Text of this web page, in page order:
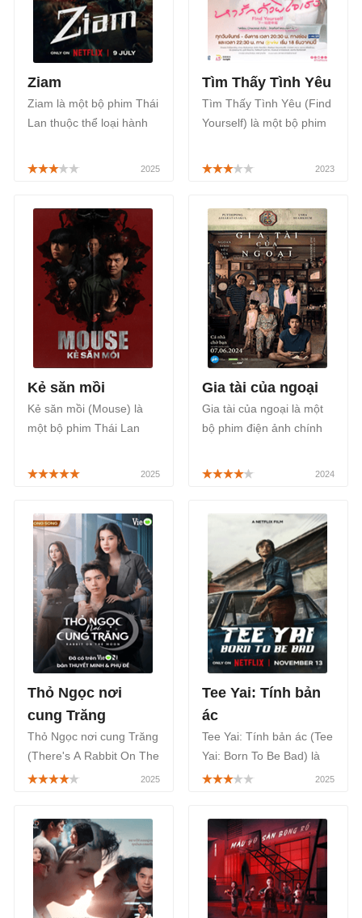
chiếu bắt đầu từ ngày
29/09/2023.
Ziam
Ziam là một bộ phim Thái
Lan thuộc thể loại hành
vào trận chiến tay không
Netflix, bắt đầu từ ngày
09/07/2025.
Tìm Thấy Tình Yêu
Tìm Thấy Tình Yêu (Find
Yourself) là một bộ phim
tâm lý, tình cảm được
Hạnh Phúc, sẽ phát sóng
vào lúc 21h Thứ 2, Thứ 3
hàng tuần trên VieOn,
FPT Play bắt đầu từ ngày
18/12/2023.
Kẻ săn mồi
Kẻ săn mồi (Mouse) là
một bộ phim Thái Lan
hành động, hình sự,
Hàn Quốc, sẽ phát sóng
chính thức trên VieON,
FPT Play bắt đầu từ ngày
01/08/2025.
Gia tài của ngoại
Gia tài của ngoại là một
bộ phim điện ảnh chính
động về tình cảm gia
sóc bà ngoại sắp mất với
hy vọng được thừa kế tài
Thỏ Ngọc nơi
cung Trăng
Thỏ Ngọc nơi cung Trăng
(There's A Rabbit On The
Moon) là một bộ phim
sinh và những lựa chọn
khó khăn trong cuộc
sống, phát sóng trên
VieON và FPT Play, bắt
đầu từ ngày 07/09/2025.
Tee Yai: Tính bản
ác
Tee Yai: Tính bản ác (Tee
Yai: Born To Be Bad) là
một bộ phim Thái Lan
việc tái hiện lại hồ sơ vụ
án của một tên trộm khét
tiếng, khám phá câu
chuyện về cuộc săn đuổi,
tình bạn được phát sóng